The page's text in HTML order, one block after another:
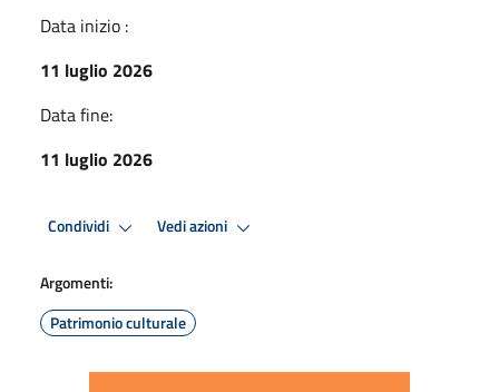
Data inizio :
11 luglio 2026
Data fine:
11 luglio 2026
Condividi Vedi azioni
Argomenti:
Patrimonio culturale